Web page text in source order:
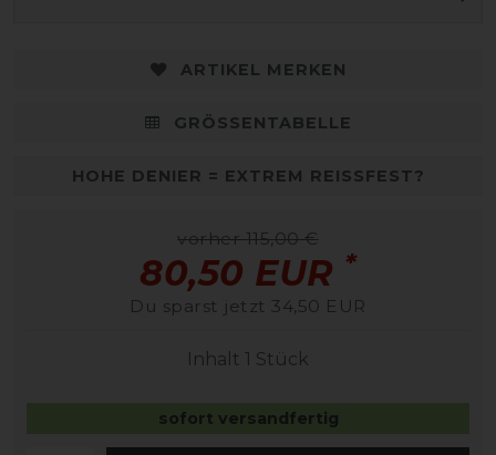
ARTIKEL MERKEN
GRÖSSENTABELLE
HOHE DENIER = EXTREM REISSFEST?
vorher 115,00 €
80,50 EUR *
Du sparst jetzt 34,50 EUR
Inhalt 1 Stück
sofort versandfertig